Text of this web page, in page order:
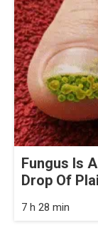
Fungus Is
Drop Of
7 h 28 min